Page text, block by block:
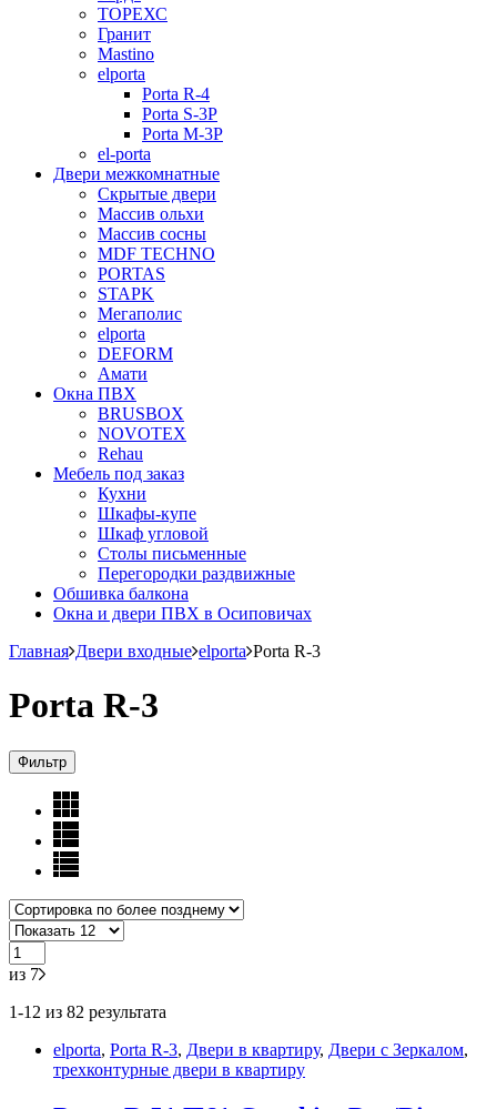
ТОРЕХС
Гранит
Mastino
elporta
Porta R-4
Porta S-3Р
Porta M-3P
el-porta
Двери межкомнатные
Скрытые двери
Массив ольхи
Массив сосны
MDF TECHNO
PORTAS
STAPK
Мегаполис
elporta
DEFORM
Амати
Окна ПВХ
BRUSBOX
NOVOTEX
Rehau
Мебель под заказ
Кухни
Шкафы-купе
Шкаф угловой
Столы письменные
Перегородки раздвижные
Обшивка балкона
Окна и двери ПВХ в Осиповичах
Главная Двери входные elporta Porta R-3
Porta R-3
Фильтр
из 7
1-12 из 82 результата
elporta, Porta R-3, Двери в квартиру, Двери с Зеркалом,
трехконтурные двери в квартиру